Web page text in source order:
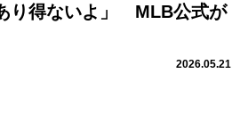
り得ないよ」 MLB公式が
2026.05.21